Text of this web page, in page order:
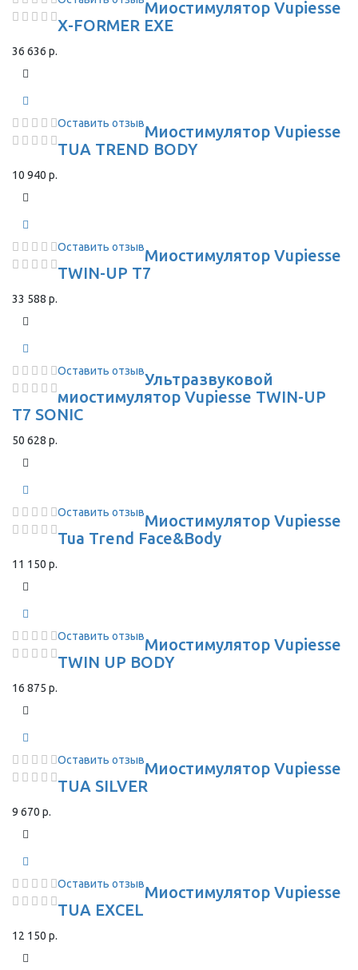
Миостимулятор Vupiesse
X-FORMER EXE
36 636 р.
Оставить отзывМиостимулятор Vupiesse
TUA TREND BODY
10 940 р.
Оставить отзывМиостимулятор Vupiesse
TWIN-UP T7
33 588 р.
Оставить отзывУльтразвуковой
миостимулятор Vupiesse TWIN-UP
T7 SONIC
50 628 р.
Оставить отзывМиостимулятор Vupiesse
Tua Trend Face&Body
11 150 р.
Оставить отзывМиостимулятор Vupiesse
TWIN UP BODY
16 875 р.
Оставить отзывМиостимулятор Vupiesse
TUA SILVER
9 670 р.
Оставить отзывМиостимулятор Vupiesse
TUA EXCEL
12 150 р.